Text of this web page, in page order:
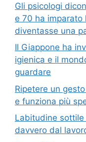
Gli psicologi
e 70 ha imparato
diventasse una
Il Giappone ha
igienica e il
guardare
Ripetere un
e funziona più
Labitudine
davvero dal